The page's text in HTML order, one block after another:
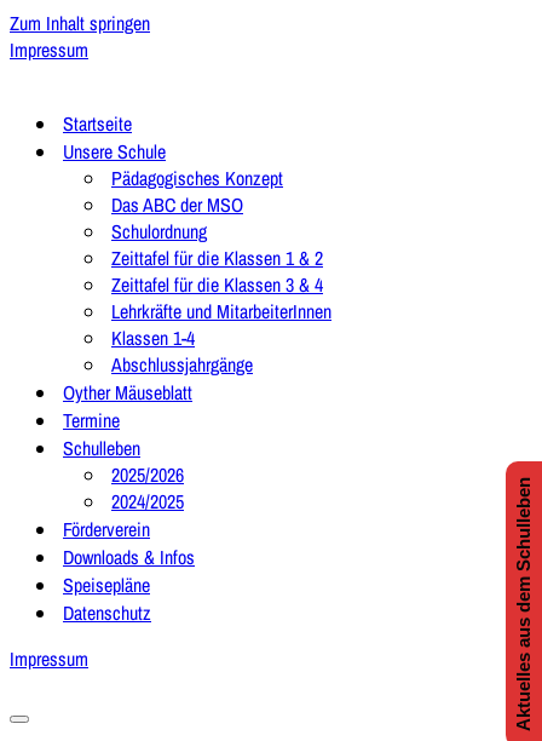
Zum Inhalt springen
Impressum
Startseite
Unsere Schule
Pädagogisches Konzept
Das ABC der MSO
Schulordnung
Zeittafel für die Klassen 1 & 2
Zeittafel für die Klassen 3 & 4
Lehrkräfte und MitarbeiterInnen
Klassen 1-4
Abschlussjahrgänge
Oyther Mäuseblatt
Termine
Schulleben
2025/2026
2024/2025
Förderverein
Downloads & Infos
Speisepläne
Datenschutz
Impressum
Navigationsmenü
Aktuelles aus dem Schulleben